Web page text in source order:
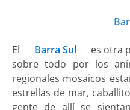
El Barra Sul
es otra
sobre todo por los
regionales mosaicos
estrellas de mar,
gente de allí se